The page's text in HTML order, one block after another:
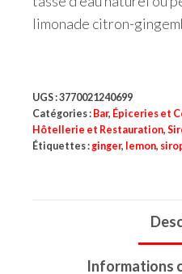
limonade citron-
UGS :3770021240699
Catégories : Bar, Épiceries et
Hôtellerie et Restauration,
Étiquettes :ginger, lemon,
Informations